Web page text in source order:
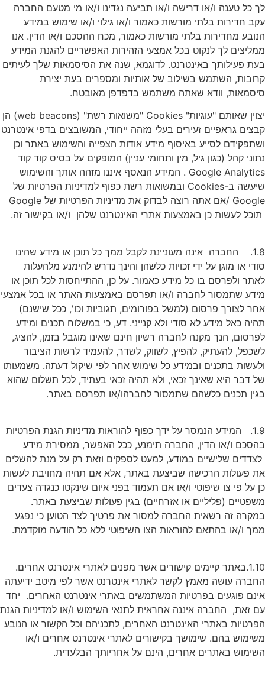
לך כל טענה ו/או דרישה ו/או תביעה נגדינו ו/או מי מטעם החברה
עקב חדירות בלתי מורשות כאמור ו/או גילוי ו/או שימוש במידע
הנובע מחדירות בלתי מורשות כאמור, מכח ההסכם ו/או הדין. אנו
ממליצים לך לנקוט בכל אמצעי הזהירות האפשריים להגנת המידע
בעת פעילותך באינטרנט. לדוגמא, שנה את הסיסמאות שלך לעיתים
קרובות, השתמש בשילוב של אותיות ומספרים בעת יצירת
סיסמאות, וודא שאתה משתמש בדפדפן מאובטח.
יצוין שאותם "עוגיות" Cookies "משואות רשת" (web beacons) הן
קבצים גראפיים זעירים בעלי מזהה ייחודי, המשובצים בדפי אינטרנט
ושתפקידם לסייע באיסוף מידע אודות הצפייה והשימוש באתר וכן
נתוני קהל (כגון גיל, מין ותחומי עניין) המופקים על בסיס קוד קוד
Google Analytics . המידע הנאסף איננו מזהה אותך והשימוש
שיעשה ב-Cookies ובמשואות רשת כפוף למדיניות הפרטיות של
Google /אם אתה רוצה לבדוק את מדיניות הפרטיות של Google
תוכל לעשות כן באמצעות אתרי האינטרנט שלהן ו/או בקישור זה.
1.8. החברה אינה מעוניינת לקבל ממך כל תוכן או מידע שהינו
סודי או מוגן על ידי זכויות כלשהן והינך נדרש להימנע מלהעלות
לאתר ולפרסם בו כל מידע כאמור. על כן, ההתייחסות לכל תוכן או
מידע שתמסור לחברה ו/או תפרסם באמצעות האתר או בכל אמצעי
אחר לצורך פרסום (למשל בפורומים, תגוביות וכו', ככל שישנם)
תהיה כאל מידע לא סודי ולא קנייני. דע, כי במשלוח תכנים ומידע
לפרסום, הנך מקנה לחברה רשיון חינם שאינו מוגבל בזמן, להציג,
לשכפל, להעתיק, להפיץ, לשווק, לשדר, להעמיד לרשות הציבור
ולעשות בתכנים ובמידע כל שימוש אחר לפי שיקול דעתה. משמעותו
של דבר היא שאינך זכאי, ולא תהיה זכאי בעתיד, לכל תשלום שהוא
בגין תכנים כלשהם שתמסור לחברהו/או תפרסם באתר.
1.9. המידע הנמסר על ידך כפוף להוראות מדיניות הגנת הפרטיות
בהסכם ו/או הדין, החברה תימנע, ככל האפשר, ממסירת מידע
לצדדים שלישיים במודע, למעט לספקים וזאת רק על מנת להשלים
את פעולות הרכישה שביצעת באתר, אלא אם תהיה מחויבת לעשות
כן על פי צו שיפוטי ו/או אם תעמוד בפני איום שינקטו כנגדה צעדים
משפטיים (פליליים או אזרחיים) בגין פעולות שביצעת באתר.
במקרה זה רשאית החברה למסור את פרטיך לצד הטוען כי נפגע
ממך ו/או בהתאם להוראות הצו השיפוטי ללא כל הודעה מוקדמת.
1.10.באתר קיימים קישורים אשר מפנים לאתרי אינטרנט אחרים.
החברה עושה מאמץ לקשר לאתרי אינטרנט אשר לפי מיטב ידיעתה
אינם פוגעים בפרטיות המשתמשים באתרי אינטרנט האחרים. יחד
עם זאת, החברה איננה אחראית לתנאי השימוש ו/או למדיניות הגנת
הפרטיות באתרי האינטרנט האחרים, לתכניהם וכל הקשור או הנובע
משימוש בהם. שימושך בקישורים לאתרי אינטרנט אחרים ו/או
השימוש באתרים אחרים, הינם על אחריותך הבלעדית.